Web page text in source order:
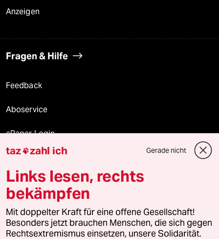
Anzeigen
Fragen & Hilfe
Feedback
Aboservice
ePaper Login
Downloads für Abonnierende
© 2026 taz Verlags und Vertriebs GmbH
Alle Rechte vorbehalten. Bei rechtlichen Fragen oder für Genehmigungen
wenden Sie sich bitte an lizenzen@taz.de
taz zahl ich Gerade nicht
Links lesen, rechts
bekämpfen
Mit doppelter Kraft für eine offene Gesellschaft!
Besonders jetzt brauchen Menschen, die sich gegen
Rechtsextremismus einsetzen, unsere Solidarität.